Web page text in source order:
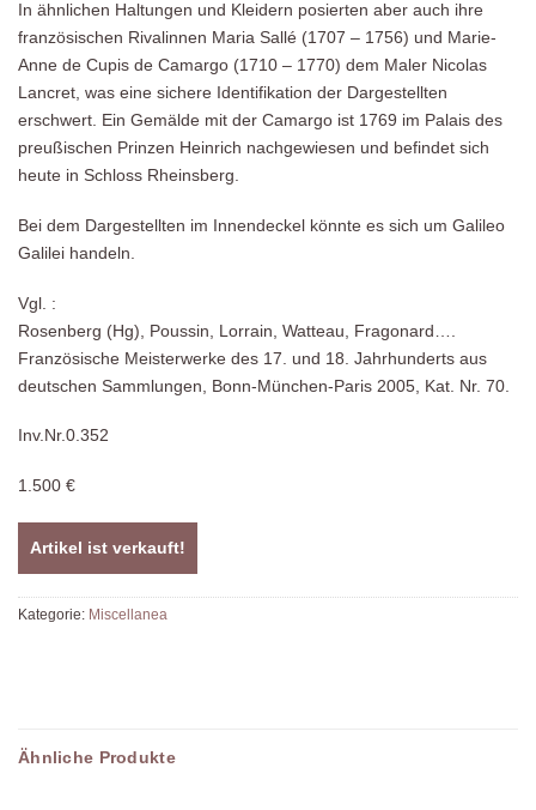
In ähnlichen Haltungen und Kleidern posierten aber auch ihre
französischen Rivalinnen Maria Sallé (1707 – 1756) und Marie-
Anne de Cupis de Camargo (1710 – 1770) dem Maler Nicolas
Lancret, was eine sichere Identifikation der Dargestellten
erschwert. Ein Gemälde mit der Camargo ist 1769 im Palais des
preußischen Prinzen Heinrich nachgewiesen und befindet sich
heute in Schloss Rheinsberg.
Bei dem Dargestellten im Innendeckel könnte es sich um Galileo
Galilei handeln.
Vgl. :
Rosenberg (Hg), Poussin, Lorrain, Watteau, Fragonard….
Französische Meisterwerke des 17. und 18. Jahrhunderts aus
deutschen Sammlungen, Bonn-München-Paris 2005, Kat. Nr. 70.
Inv.Nr.0.352
1.500 €
Artikel ist verkauft!
Kategorie: Miscellanea
Ähnliche Produkte